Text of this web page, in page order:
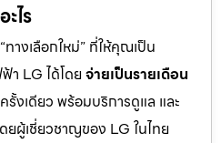
ไร
างเลือกใหม่” ที่ให้คุณเป็น
า LG ได้โดย จ่ายเป็นรายเดือน
งเดียว พร้อมบริการดูแล และ
ผู้เชี่ยวชาญของ LG ในไทย